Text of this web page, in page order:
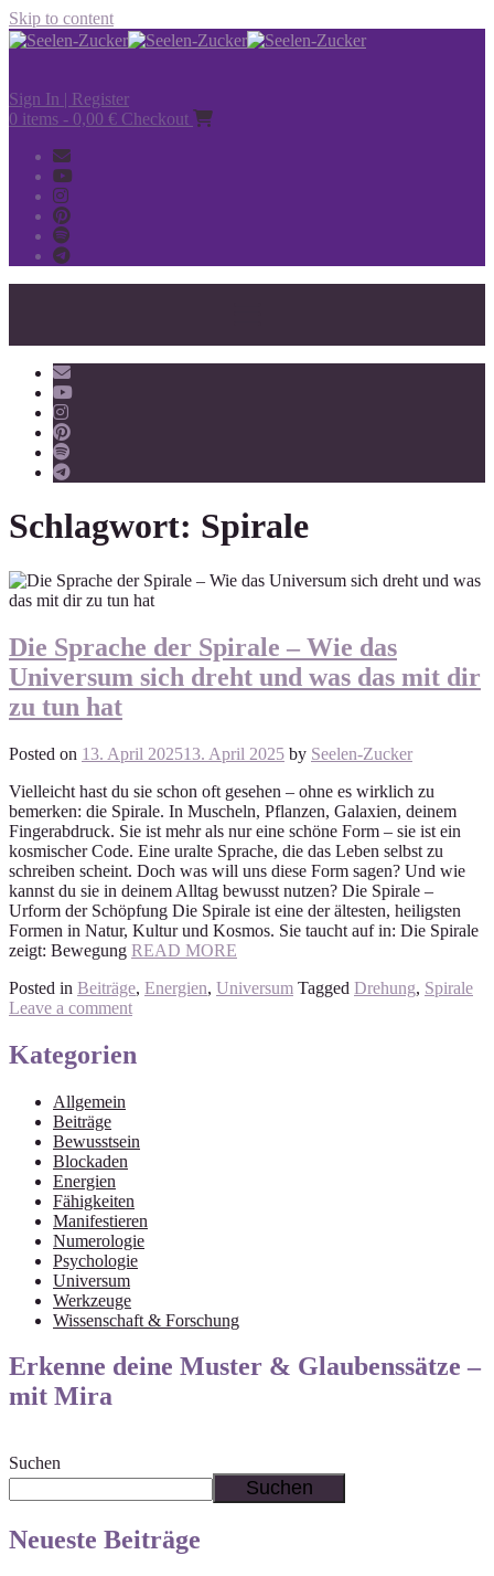
Skip to content
Sign In | Register
0 items - 0,00 € Checkout
Schlagwort: Spirale
Die Sprache der Spirale – Wie das
Universum sich dreht und was das mit dir
zu tun hat
Posted on 13. April 202513. April 2025 by Seelen-Zucker
Vielleicht hast du sie schon oft gesehen – ohne es wirklich zu
bemerken: die Spirale. In Muscheln, Pflanzen, Galaxien, deinem
Fingerabdruck. Sie ist mehr als nur eine schöne Form – sie ist ein
kosmischer Code. Eine uralte Sprache, die das Leben selbst zu
schreiben scheint. Doch was will uns diese Form sagen? Und wie
kannst du sie in deinem Alltag bewusst nutzen? Die Spirale –
Urform der Schöpfung Die Spirale ist eine der ältesten, heiligsten
Formen in Natur, Kultur und Kosmos. Sie taucht auf in: Die Spirale
zeigt: Bewegung READ MORE
Posted in Beiträge, Energien, Universum Tagged Drehung, Spirale
Leave a comment
Kategorien
Allgemein
Beiträge
Bewusstsein
Blockaden
Energien
Fähigkeiten
Manifestieren
Numerologie
Psychologie
Universum
Werkzeuge
Wissenschaft & Forschung
Erkenne deine Muster & Glaubenssätze –
mit Mira
Suchen
Suchen
Neueste Beiträge